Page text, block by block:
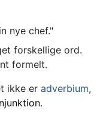
nye chef."
forskellige ord.
formelt.
ikke er adverbium,
.